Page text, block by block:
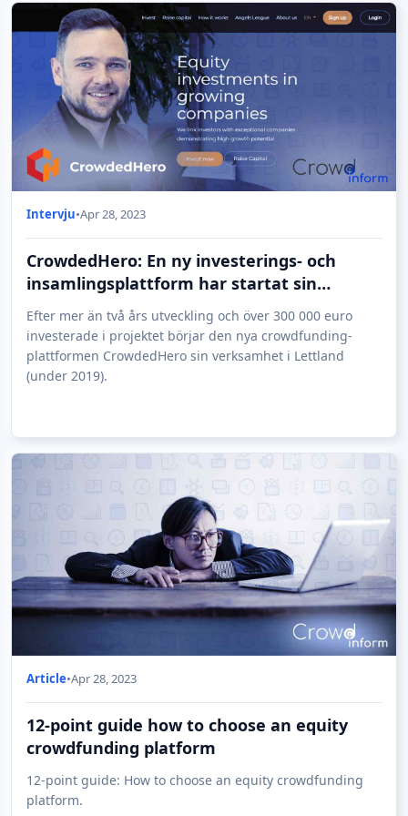
Intervju•Apr 28, 2023
CrowdedHero: En ny investerings- och
insamlingsplattform har startat sin
verksamhet i Lettland
Efter mer än två års utveckling och över 300 000 euro
investerade i projektet börjar den nya crowdfunding-
plattformen CrowdedHero sin verksamhet i Lettland
(under 2019).
Article•Apr 28, 2023
12-point guide how to choose an equity
crowdfunding platform
12-point guide: How to choose an equity crowdfunding
platform.